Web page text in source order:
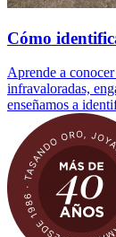
Cómo
Aprende a
infravaloradas,
enseñamos a